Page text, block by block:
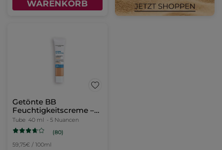
WARENKORB
Getönte BB
Feuchtigkeitscreme –
Medium Hell
Tube 40 ml - 5 Nuancen
(80)
59,75€ / 100ml